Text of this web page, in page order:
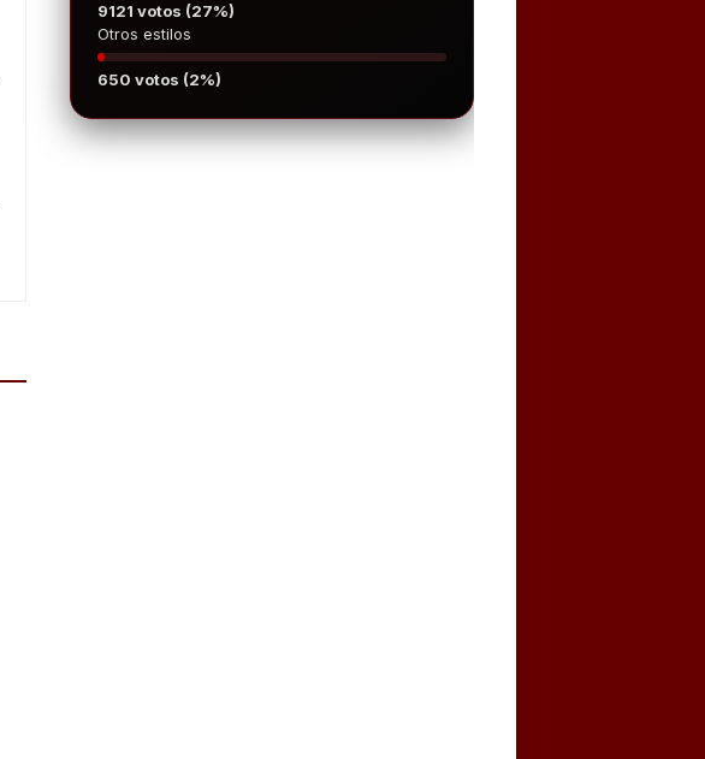
9121 votos (27%)
Otros estilos
650 votos (2%)